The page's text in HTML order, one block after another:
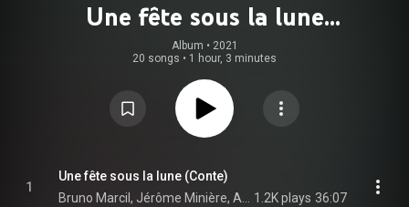
Une fête sous la lune
(L'extraordinaire voyage de la bande
à Bébert)
Album • 2021
20 songs • 1 hour, 3 minutes
1
Une fête sous la lune (Conte)
1.2K plays 36:07